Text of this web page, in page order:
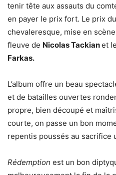
tenir tête aux assauts du
en payer le prix fort. Le prix
chevaleresque, mise en
fleuve de Nicolas Tackianet
Farkas.
L’album offre un beau
et de batailles ouvertes
propre, bien découpé et
courte, on passe un bon
repentis poussés au sacrifice
Rédemption est un bon